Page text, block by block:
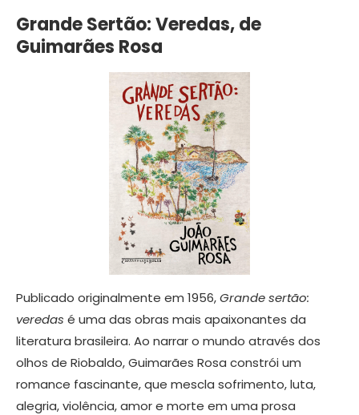
Grande Sertão: Veredas, de
Guimarães Rosa
Publicado originalmente em 1956,Grande sertão:
veredas é uma das obras mais apaixonantes da
literatura brasileira. Ao narrar o mundo através dos
olhos de Riobaldo, Guimarães Rosa constrói um
romance fascinante, que mescla sofrimento, luta,
alegria, violência, amor e morte em uma prosa